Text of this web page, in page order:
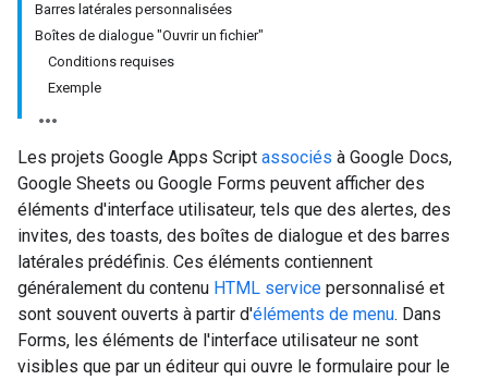
Barres latérales personnalisées
Boîtes de dialogue "Ouvrir un fichier"
Conditions requises
Exemple
Les projets Google Apps Script associés à Google Docs,
Google Sheets ou Google Forms peuvent afficher des
éléments d'interface utilisateur, tels que des alertes, des
invites, des toasts, des boîtes de dialogue et des barres
latérales prédéfinis. Ces éléments contiennent
généralement du contenu HTML service personnalisé et
sont souvent ouverts à partir d'éléments de menu. Dans
Forms, les éléments de l'interface utilisateur ne sont
visibles que par un éditeur qui ouvre le formulaire pour le